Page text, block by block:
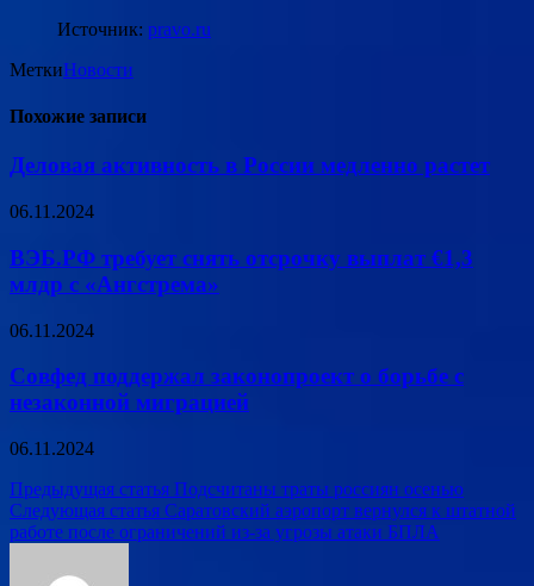
Источник: pravo.ru
МеткиНовости
Похожие записи
Деловая активность в России медленно растет
06.11.2024
ВЭБ.РФ требует снять отсрочку выплат €1,3
млдр с «Ангстрема»
06.11.2024
Совфед поддержал законопроект о борьбе с
незаконной миграцией
06.11.2024
Навигация
по
Предыдущая статья Подсчитаны траты россиян осенью
Следующая статья Саратовский аэропорт вернулся к штатной
работе после ограничений из-за угрозы атаки БПЛА